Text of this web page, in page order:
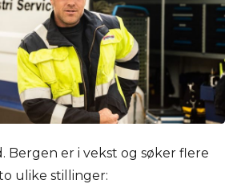
Bergen er i vekst og søker flere
ulike stillinger: